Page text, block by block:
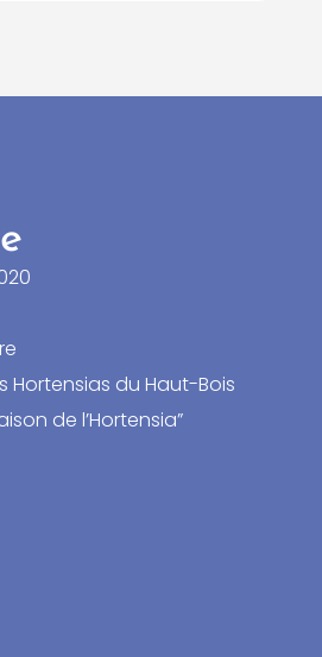
Hortensias du Haut-Bois
de l’Hortensia”